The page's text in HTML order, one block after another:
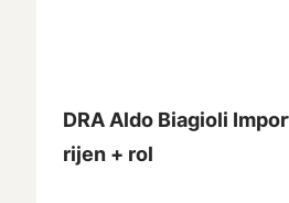
DRA Aldo Biagioli
rijen + rol